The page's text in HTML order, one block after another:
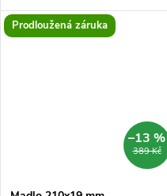
toaletě je koupelnové madlo.
Zalomení koupelnového madla
Prodloužená záruka
389 Kč
–13 %